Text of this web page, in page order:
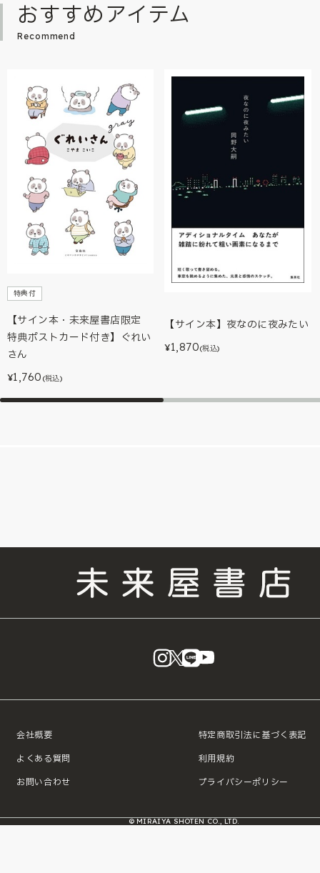
おすすめアイテム
Recommend
特典付
【サイン本・未来屋書店限定
特典ポストカード付き】ぐれい
さん
¥1,760 (税込)
【サイン本】夜なのに夜みたい
¥1,870(税込)
instagram
X LINE
会社概要
よくある質問
お問い合わせ
特定商取引法に基づく表記
利用規約
プライバシーポリシー
© MIRAIYA SHOTEN CO., LTD.